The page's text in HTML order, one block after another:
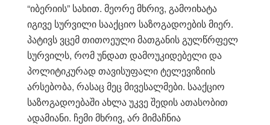
“იბერიის” სახით. მეორე მხრივ, გამოიხატა
იგივე სურვილი სააქციო საზოგადოების მიერ.
პატივს ვცემ თითოეული მათგანის გულწრფელ
სურვილს, რომ უნდათ დამოუკიდებელი და
პოლიტიკურად თავისუფალი ტელევიზიის
არსებობა, რასაც მეც მივესალმები. სააქციო
საზოგადოებაში ახლა უკვე შედის ათასობით
ადამიანი. ჩემი მხრივ, არ მიმაჩნია